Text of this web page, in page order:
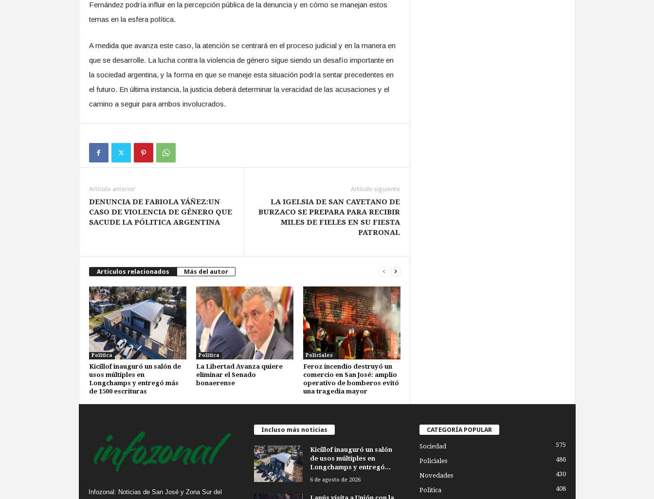
Fernández podría influir en la percepción pública de la denuncia y en cómo se manejan estos
temas en la esfera política.
A medida que avanza este caso, la atención se centrará en el proceso judicial y en la manera en
que se desarrolle. La lucha contra la violencia de género sigue siendo un desafío importante en
la sociedad argentina, y la forma en que se maneje esta situación podría sentar precedentes en
el futuro. En última instancia, la justicia deberá determinar la veracidad de las acusaciones y el
camino a seguir para ambos involucrados.
Artículo anterior
DENUNCIA DE FABIOLA YÁÑEZ:UN
CASO DE VIOLENCIA DE GÉNERO QUE
SACUDE LA PÓLITICA ARGENTINA
Artículo siguiente
LA IGELSIA DE SAN CAYETANO DE
BURZACO SE PREPARA PARA RECIBIR
MILES DE FIELES EN SU FIESTA
PATRONAL
Artículos relacionados Más del autor
Politica
Kicillof inauguró un salón de
usos múltiples en
Longchamps y entregó más
de 1500 escrituras
Politica
La Libertad Avanza quiere
eliminar el Senado
bonaerense
Policiales
Feroz incendio destruyó un
comercio en San José: amplio
operativo de bomberos evitó
una tragedia mayor
Infozonal: Noticias de San José y Zona Sur del
Incluso más noticias
Kicillof inauguró un salón
de usos múltiples en
Longchamps y entregó...
6 de agosto de 2026
CATEGORÍA POPULAR
Sociedad 575
Policiales 486
Novedades 430
Politica 408